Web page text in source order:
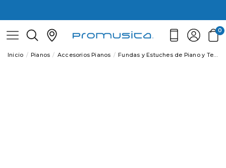
0
Inicio Pianos Accesorios Pianos Fundas y Estuches de Piano y Teclados